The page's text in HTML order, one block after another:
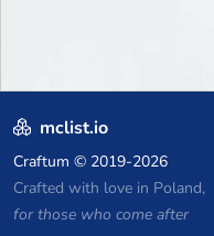
mclist.io
Craftum © 2019-2026
Crafted with love in Poland,
for those who come after